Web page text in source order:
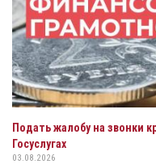
Подать жалобу на звонки
Госуслугах
03.08.2026